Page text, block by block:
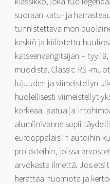
suoraan katu- ja
tunnistettava
keskiö ja kiillotettu
katseenvangitsijan –
muodista. Classic RS -
lujuuden ja viimeistellyn
huolellisesti viimeistellyt
korkeaa laatua ja
alumiinivanne sopii
eurooppalaisiin autoihin
projekteihin, joissa
arvokasta ilmettä. Jos
herättää huomiota ja